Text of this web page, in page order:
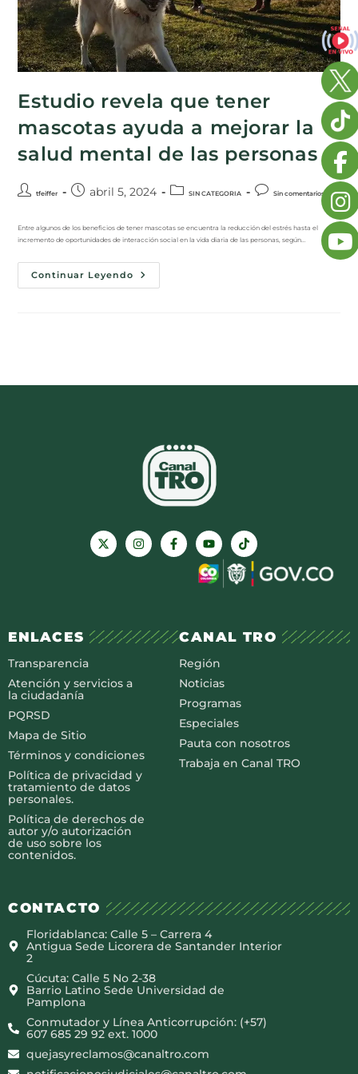
Estudio revela que tener
mascotas ayuda a mejorar la
salud mental de las personas
tfeiffer abril 5, 2024 SIN CATEGORIA Sin comentarios
Entre algunos de los beneficios de tener mascotas se encuentra la reducción del estrés hasta el
incremento de oportunidades de interacción social en la vida diaria de las personas, según…
Continuar Leyendo
ENLACES
Transparencia
Atención y servicios a
la ciudadanía
PQRSD
Mapa de Sitio
Términos y condiciones
Política de privacidad y
tratamiento de datos
personales.
Política de derechos de
autor y/o autorización
de uso sobre los
contenidos.
CANAL TRO
Región
Noticias
Programas
Especiales
Pauta con nosotros
Trabaja en Canal TRO
CONTACTO
Floridablanca: Calle 5 – Carrera 4
Antigua Sede Licorera de Santander Interior
2
Cúcuta: Calle 5 No 2-38
Barrio Latino Sede Universidad de
Pamplona
Conmutador y Línea Anticorrupción: (+57)
607 685 29 92 ext. 1000
quejasyreclamos@canaltro.com